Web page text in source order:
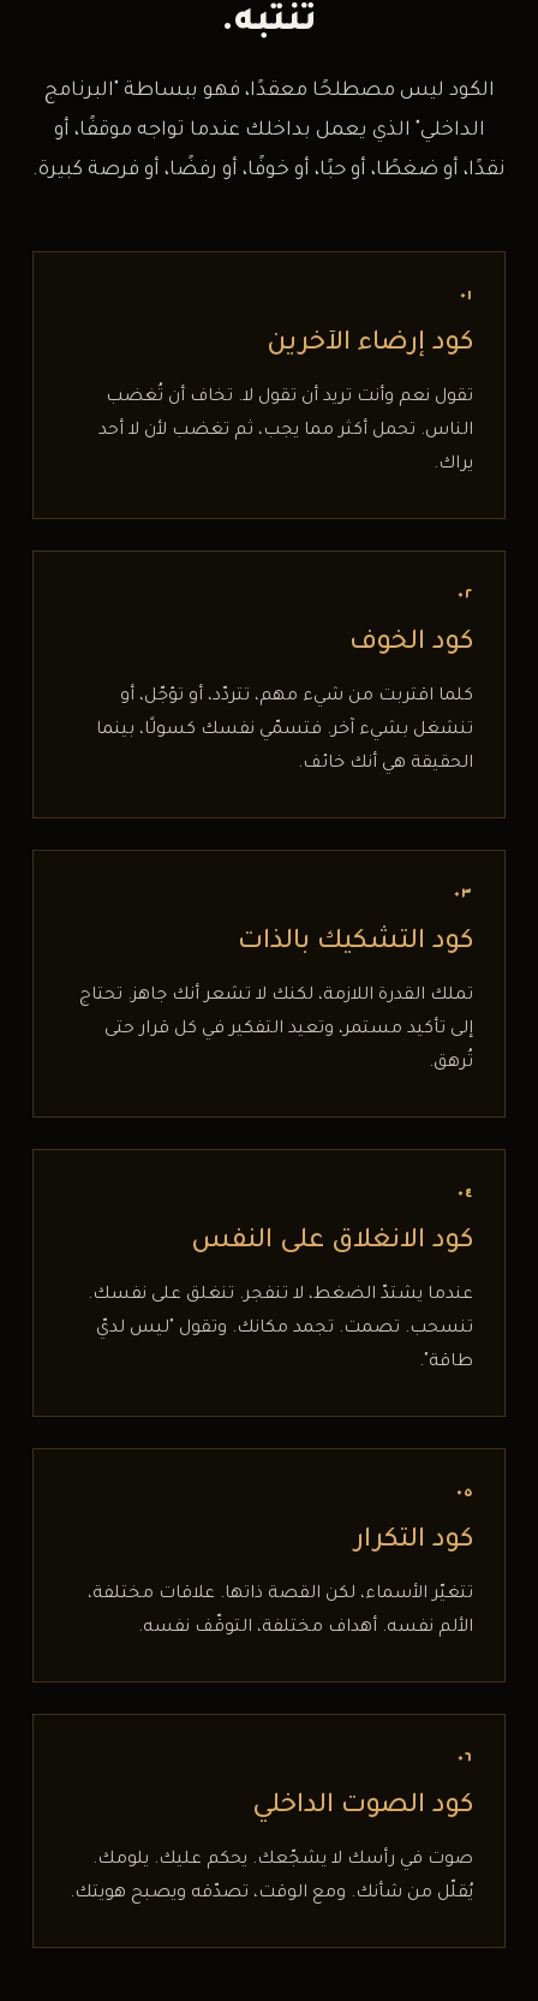
تنتبه.
الكود ليس مصطلحًا معقدًا، فهو ببساطة "البرنامج
الداخلي" الذي يعمل بداخلك عندما تواجه موقفًا، أو
نقدًا، أو ضغطًا، أو حبًا، أو خوفًا، أو رفضًا، أو فرصة كبيرة.
٠١
كود إرضاء الآخرين
تقول نعم وأنت تريد أن تقول لا. تخاف أن تُغضب
الناس. تحمل أكثر مما يجب، ثم تغضب لأن لا أحد
يراك.
٠٢
كود الخوف
كلما اقتربت من شيء مهم، تتردّد، أو تؤجّل، أو
تنشغل بشيء آخر. فتسمّي نفسك كسولًا، بينما
الحقيقة هي أنك خائف.
٠٣
كود التشكيك بالذات
تملك القدرة اللازمة، لكنك لا تشعر أنك جاهز. تحتاج
إلى تأكيد مستمر، وتعيد التفكير في كل قرار حتى
تُرهق.
٠٤
كود الانغلاق على النفس
عندما يشتدّ الضغط، لا تنفجر. تنغلق على نفسك.
تنسحب. تصمت. تجمد مكانك. وتقول "ليس لديّ
طاقة".
٠٥
كود التكرار
تتغيّر الأسماء، لكن القصة ذاتها. علاقات مختلفة،
الألم نفسه. أهداف مختلفة، التوقّف نفسه.
٠٦
كود الصوت الداخلي
صوت في رأسك لا يشجّعك. يحكم عليك. يلومك.
يُقلّل من شأنك. ومع الوقت، تصدّقه ويصبح هويتك.